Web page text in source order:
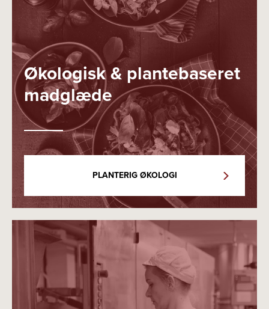
Økologisk & plantebaseret
madglæde
PLANTERIG ØKOLOGI